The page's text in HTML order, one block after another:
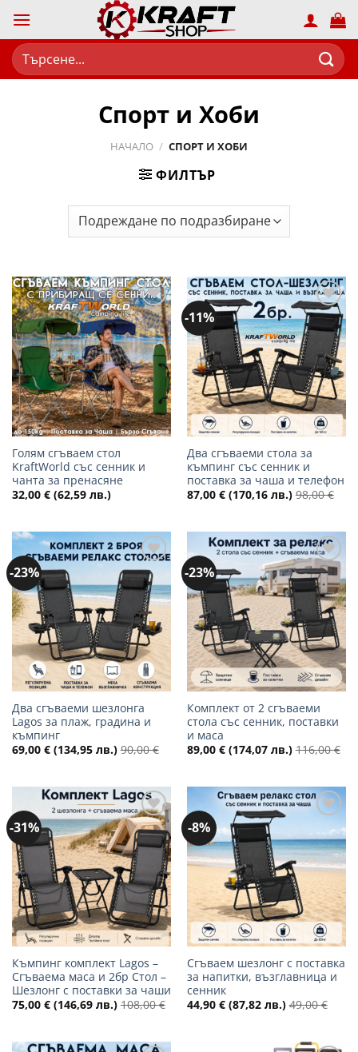
content
Търсене
за:
Спорт и Хоби
НАЧАЛО / СПОРТ И ХОБИ
ФИЛТЪР
Добави
в
желани
Голям сгъваем стол
KraftWorld със сенник и
чанта за пренасяне
32,00 € (62,59 лв.)
-11%
Добави
в
желани
Два сгъваеми стола за
къмпинг със сенник и
поставка за чаша и телефон
87,00 € (170,16 лв.) 98,00€
-23%
Добави
в
желани
Два сгъваеми шезлонга
Lagos за плаж, градина и
къмпинг
69,00 € (134,95 лв.) 90,00€
-23%
Добави
в
желани
Комплект от 2 сгъваеми
стола със сенник, поставки
и маса
89,00 € (174,07 лв.) 116,00€
-31%
Добави
в
желани
Къмпинг комплект Lagos –
Сгъваема маса и 2бр Стол –
Шезлонг с поставки за чаши
75,00 € (146,69 лв.) 108,00€
-8%
Добави
в
желани
Сгъваем шезлонг с поставка
за напитки, възглавница и
сенник
44,90 € (87,82 лв.) 49,00€